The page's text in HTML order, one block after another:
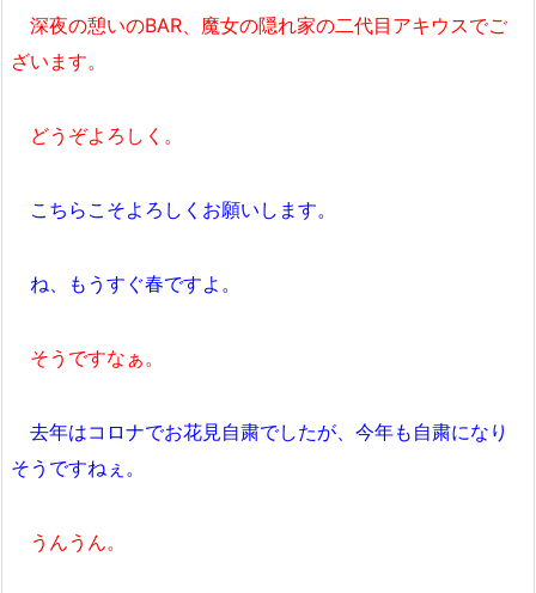
深夜の憩いのBAR、魔女の隠れ家の二代目アキウスでご
ざいます。
どうぞよろしく。
こちらこそよろしくお願いします。
ね、もうすぐ春ですよ。
そうですなぁ。
去年はコロナでお花見自粛でしたが、今年も自粛になり
そうですねぇ。
うんうん。